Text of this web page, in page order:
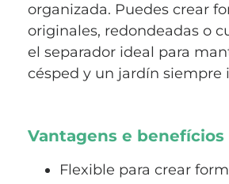
organizada. Puedes crear
originales, redondeadas o
el separador ideal para
césped y un jardín siempre
Vantagens e benefícios
Flexible para crear